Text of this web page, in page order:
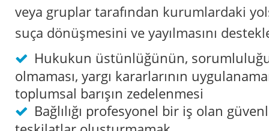
veya gruplar tarafından kurumlardaki
suça dönüşmesini ve yayılmasını
Hukukun üstünlüğünün,
olmaması, yargı kararlarının
toplumsal barışın zedelenmesi
Bağlılığı profesyonel bir iş olan